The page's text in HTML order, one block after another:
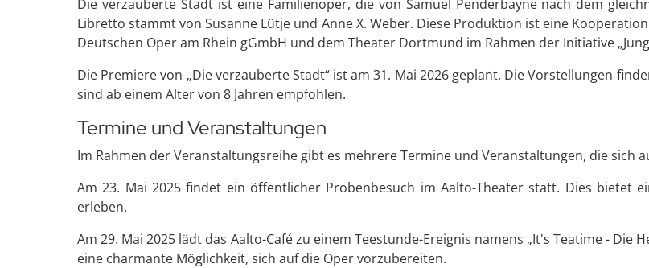
Die verzauberte Stadt ist eine Familienoper, die von Samuel Penderbayne nach dem
Libretto stammt von Susanne Lütje und Anne X. Weber. Diese Produktion ist eine
Deutschen Oper am Rhein gGmbH und dem Theater Dortmund im Rahmen der Initiative
Die Premiere von „Die verzauberte Stadt“ ist am 31. Mai 2026 geplant. Die Vorstellungen
sind ab einem Alter von 8 Jahren empfohlen.
Termine und Veranstaltungen
Im Rahmen der Veranstaltungsreihe gibt es mehrere Termine und Veranstaltungen, die sich
Am 23. Mai 2025 findet ein öffentlicher Probenbesuch im Aalto-Theater statt. Dies bietet
erleben.
Am 29. Mai 2025 lädt das Aalto-Café zu einem Teestunde-Ereignis namens „It's Teatime -
eine charmante Möglichkeit, sich auf die Oper vorzubereiten.